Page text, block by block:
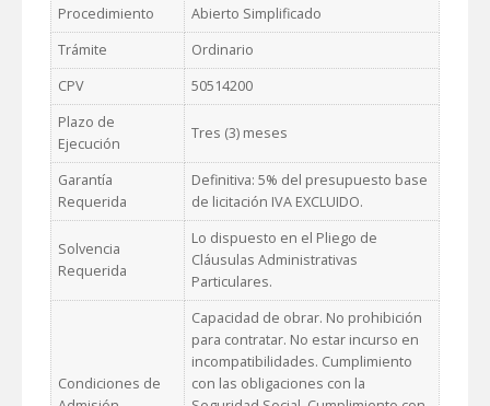
Procedimiento
Abierto Simplificado
Trámite
Ordinario
CPV
50514200
Plazo de
Ejecución
Tres (3) meses
Garantía
Requerida
Definitiva: 5% del presupuesto base
de licitación IVA EXCLUIDO.
Solvencia
Requerida
Lo dispuesto en el Pliego de
Cláusulas Administrativas
Particulares.
Condiciones de
Capacidad de obrar. No prohibición
para contratar. No estar incurso en
incompatibilidades. Cumplimiento
con las obligaciones con la